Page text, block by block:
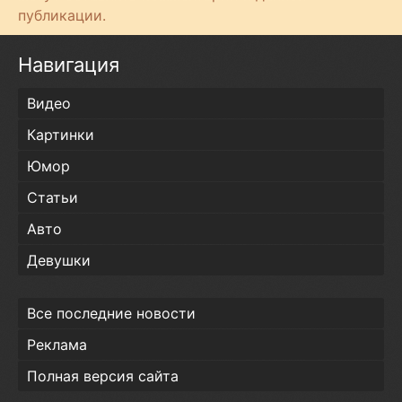
публикации.
Навигация
Видео
Картинки
Юмор
Статьи
Авто
Девушки
Все последние новости
Реклама
Полная версия сайта